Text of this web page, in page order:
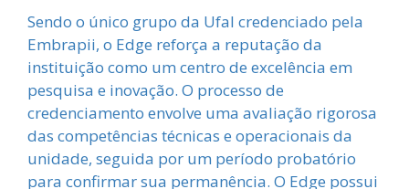
Sendo o único grupo da Ufal credenciado pela
Embrapii, o Edge reforça a reputação da
instituição como um centro de excelência em
pesquisa e inovação. O processo de
credenciamento envolve uma avaliação rigorosa
das competências técnicas e operacionais da
unidade, seguida por um período probatório
para confirmar sua permanência. O Edge possui